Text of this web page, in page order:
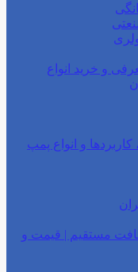
و خرید انواع
و انواع پمپ
مستقیم | قیمت و